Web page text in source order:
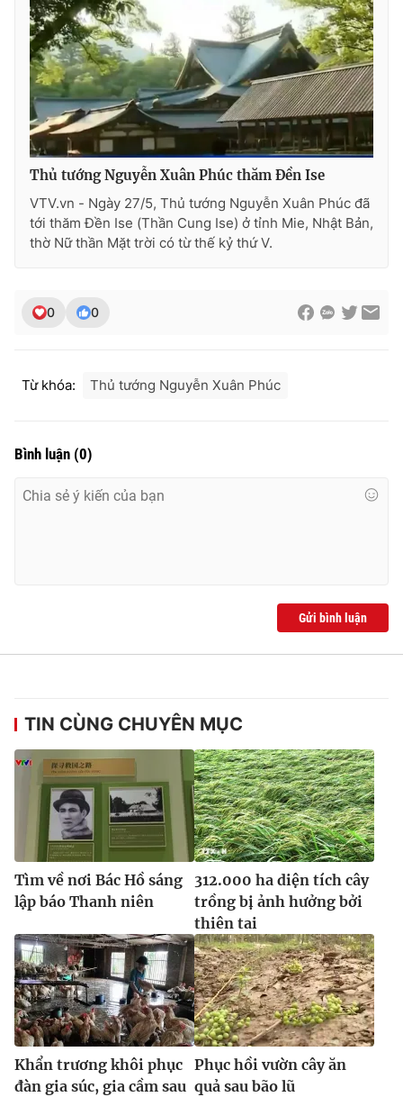
THỜI BÁO VTV
Theo dõi báo trên
Cơ quan chủ quản:Đài Truyền hình Việt Nam
Cơ quan báo chí:Thời báo VTV
cấp ngày 29/12/2023
Tổng Biên tập:
Tổng đài VTV: 024.38 355 931 - 024.38 355 932
Liên hệ quảng cáo:
® Cấm sao chép dưới mọi hình thức nếu không có sự chấp
thuận bằng văn bản. Ghi rõ nguồn VTV.vn khi phát hành lại
thông tin từ website này.
Thủ tướng Nguyễn Xuân Phúc thăm Đền Ise
VTV.vn - Ngày 27/5, Thủ tướng Nguyễn Xuân Phúc đã
tới thăm Đền Ise (Thần Cung Ise) ở tỉnh Mie, Nhật Bản,
thờ Nữ thần Mặt trời có từ thế kỷ thứ V.
0 0
Từ khóa: Thủ tướng Nguyễn Xuân Phúc
Bình luận (0)
Gửi bình luận
TIN CÙNG CHUYÊN MỤC
Tìm về nơi Bác Hồ sáng
lập báo Thanh niên
312.000 ha diện tích cây
trồng bị ảnh hưởng bởi
thiên tai
Khẩn trương khôi phục
đàn gia súc, gia cầm sau
Phục hồi vườn cây ăn
quả sau bão lũ